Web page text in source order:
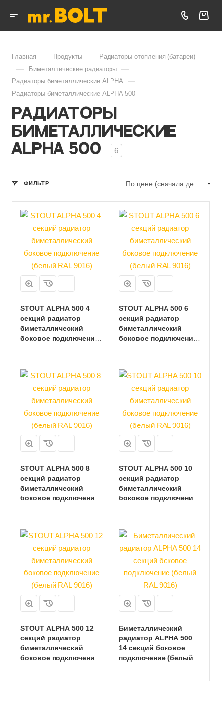
Главная — Продукты — Радиаторы отопления (батареи)
— Биметаллические радиаторы —
Радиаторы биметаллические ALPHA —
Радиаторы биметаллические ALPHA 500
Радиаторы
биметаллические
ALPHA 500
6
ФИЛЬТР
STOUT ALPHA 500 4
секций радиатор
биметаллический
боковое подключение
STOUT ALPHA 500 6
секций радиатор
биметаллический
боковое подключение
STOUT ALPHA 500 8
секций радиатор
биметаллический
боковое подключение
STOUT ALPHA 500 10
секций радиатор
биметаллический
боковое подключение
STOUT ALPHA 500 12
секций радиатор
биметаллический
боковое подключение
Биметаллический
радиатор ALPHA 500
14 секций боковое
подключение (белый